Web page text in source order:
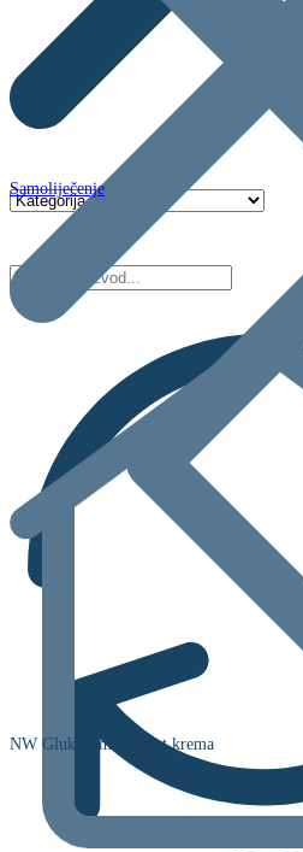
Samoliječenje
NW Glukozamin sulfat krema